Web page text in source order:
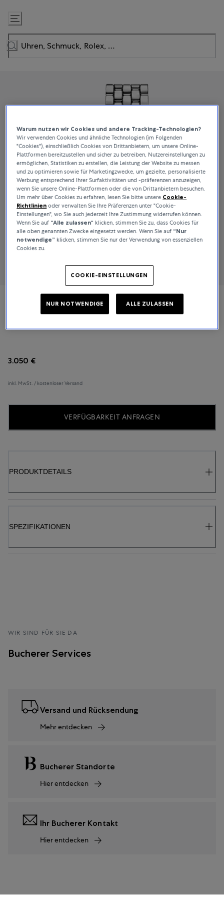
Zum
Inhalt
springen
Clair de Rose
3.050 €
inkl. MwSt. / kostenloser Versand
VERFÜGBARKEIT ANFRAGEN
PRODUKTDETAILS
SPEZIFIKATIONEN
WIR SIND FÜR SIE DA
Bucherer Services
Versand und Rücksendung
Mehr entdecken
Bucherer Standorte
Hier entdecken
Ihr Bucherer Kontakt
Hier entdecken
Warum nutzen wir Cookies und andere Tracking-Technologien?
Wir verwenden Cookies und ähnliche Technologien (im Folgenden
"Cookies"), einschließlich Cookies von Drittanbietern, um unsere Online-
Plattformen bereitzustellen und sicher zu betreiben, Nutzereinstellungen zu
ermöglichen, Statistiken zu erstellen, die Leistung der Website zu messen
und zu optimieren sowie für Marketingzwecke, um gezielte, personalisierte
Werbung entsprechend Ihrer Surfaktivitäten und -präferenzen anzuzeigen,
wenn Sie unsere Online-Plattformen oder die von Drittanbietern besuchen.
Um mehr über Cookies zu erfahren, lesen Sie bitte unsere Cookie-
Richtlinien oder verwalten Sie Ihre Präferenzen unter "Cookie-
Einstellungen", wo Sie auch jederzeit Ihre Zustimmung widerrufen können.
Wenn Sie auf “Alle zulassen“ klicken, stimmen Sie zu, dass Cookies für
alle oben genannten Zwecke eingesetzt werden. Wenn Sie auf “Nur
notwendige” klicken, stimmen Sie nur der Verwendung von essenziellen
Cookies zu.
COOKIE-EINSTELLUNGEN
NUR NOTWENDIGE ALLE ZULASSEN